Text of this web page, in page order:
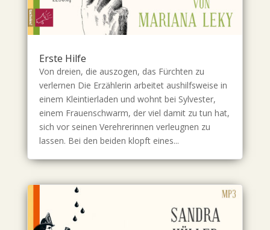
Erste Hilfe
Von dreien, die auszogen, das Fürchten zu
verlernen Die Erzählerin arbeitet aushilfsweise in
einem Kleintierladen und wohnt bei Sylvester,
einem Frauenschwarm, der viel damit zu tun hat,
sich vor seinen Verehrerinnen verleugnen zu
lassen. Bei den beiden klopft eines...